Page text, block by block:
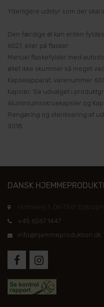
Yderligere udstyr som der skal
Den færdige øl kan enten
6027, eller på flasker
Manuel flaskefylder med
øllet ikke skummer så meget
Kapselapparat, varenummer
Kapsler: Se udvalget i
Aluminiumsskruekapsler og
Rengøring og sterilisering af
3018
DANSK
Holmevej 1, DK-7361
+45 6267 1447
info@hjemmeproduktion.dk